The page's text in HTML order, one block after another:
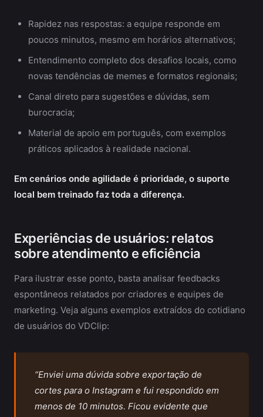
Rapidez nas respostas: a equipe responde em
poucos minutos, mesmo em horários alternativos;
Entendimento completo dos desafios locais, como
novas tendências de memes e formatos regionais;
Canal direto para sugestões e dúvidas, sem
burocracia;
Material de apoio em português, com exemplos
práticos aplicados à realidade nacional.
Em cenários onde agilidade é prioridade, o suporte
local bem treinado faz toda a diferença.
Experiências de usuários: relatos
sobre atendimento e eficiência
Para ilustrar esse ponto, basta analisar feedbacks
espontâneos relatados por criadores e equipes de
marketing. Veja alguns exemplos extraídos do cotidiano
de usuários do VDClip:
“Enviei uma dúvida sobre exportação de
cortes para o Instagram e fui respondido em
menos de 10 minutos. Ficou evidente que